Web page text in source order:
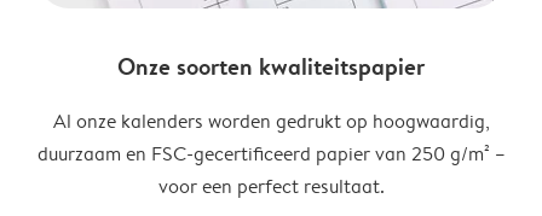
Onze soorten kwaliteitspapier
Al onze kalenders worden gedrukt op hoogwaardig,
duurzaam en FSC-gecertificeerd papier van 250 g/m² –
voor een perfect resultaat.